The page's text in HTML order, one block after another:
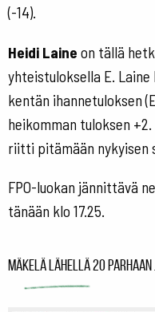
(-14).
Heidi Laine on tällä
yhteistuloksella E.
kentän ihannetuloksen
heikomman tuloksen
riitti pitämään nykyisen
FPO-luokan jännittävä
tänään klo 17.25.
Mäkelä lähellä 20 parhaan